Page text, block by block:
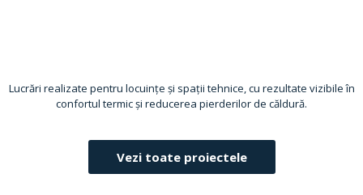
Lucrări realizate pentru locuințe și spații tehnice, cu rezultate vizibile în
confortul termic și reducerea pierderilor de căldură.
Vezi toate proiectele